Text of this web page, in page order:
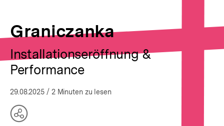
Graniczanka
Installationseröffnung &
Performance
29.08.2025 / 2 Minuten zu lesen
Teilen